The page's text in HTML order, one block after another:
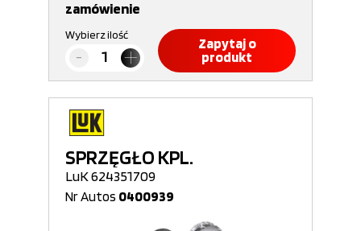
zamówienie
Wybierz ilość
Zapytaj o
produkt
SPRZĘGŁO KPL.
LuK 624351709
Nr Autos 0400939